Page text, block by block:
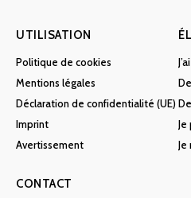
UTILISATION
Politique de cookies
Mentions légales
Déclaration de confidentialité (UE)
Imprint
Avertissement
Je
CONTACT